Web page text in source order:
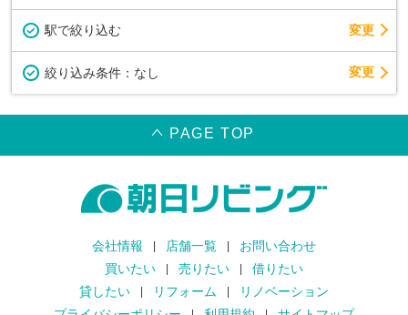
駅で絞り込む 変更
絞り込み条件： なし 変更
PAGE TOP
会社情報 店舗一覧
お問い合わせ
買いたい
売りたい
借りたい
貸したい
リフォーム
リノベーション